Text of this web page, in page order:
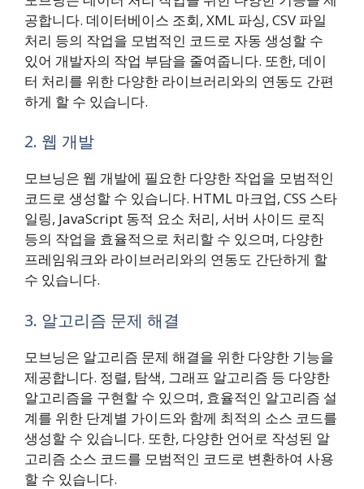
공합니다. 데이터베이스 조회, XML 파싱, CSV 파일
처리 등의 작업을 모범적인 코드로 자동 생성할 수
있어 개발자의 작업 부담을 줄여줍니다. 또한, 데이
터 처리를 위한 다양한 라이브러리와의 연동도 간편
하게 할 수 있습니다.
2. 웹 개발
모브닝은 웹 개발에 필요한 다양한 작업을 모범적인
코드로 생성할 수 있습니다. HTML 마크업, CSS 스타
일링, JavaScript 동적 요소 처리, 서버 사이드 로직
등의 작업을 효율적으로 처리할 수 있으며, 다양한
프레임워크와 라이브러리와의 연동도 간단하게 할
수 있습니다.
3. 알고리즘 문제 해결
모브닝은 알고리즘 문제 해결을 위한 다양한 기능을
제공합니다. 정렬, 탐색, 그래프 알고리즘 등 다양한
알고리즘을 구현할 수 있으며, 효율적인 알고리즘 설
계를 위한 단계별 가이드와 함께 최적의 소스 코드를
생성할 수 있습니다. 또한, 다양한 언어로 작성된 알
고리즘 소스 코드를 모범적인 코드로 변환하여 사용
할 수 있습니다.